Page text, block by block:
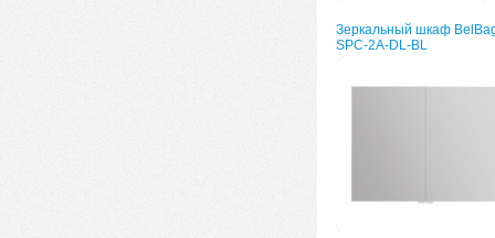
Зеркальный шкаф
SPC-2A-DL-BL